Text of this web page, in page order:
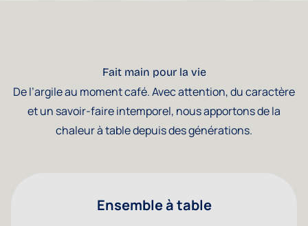
Fait main pour la vie
De l’argile au moment café. Avec attention, du caractère
et un savoir-faire intemporel, nous apportons de la
chaleur à table depuis des générations.
Ensemble à table